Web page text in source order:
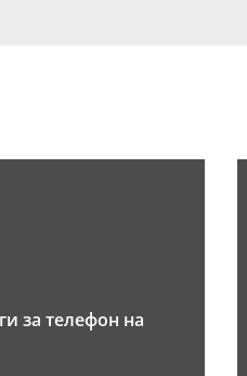
за телефон на